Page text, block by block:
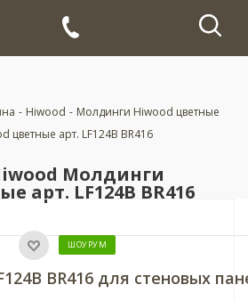
- Hiwood - Молдинги Hiwood цветные
арт. LF124B BR416
Молдинги
арт. LF124B BR416
ШОУРУМ
BR416 для стеновых